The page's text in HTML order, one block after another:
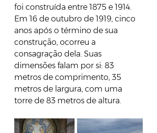
foi construída entre 1875 e 1914.
Em 16 de outubro de 1919, cinco
anos após o término de sua
construção, ocorreu a
consagração dela. Suas
dimensões falam por si: 83
metros de comprimento, 35
metros de largura, com uma
torre de 83 metros de altura.